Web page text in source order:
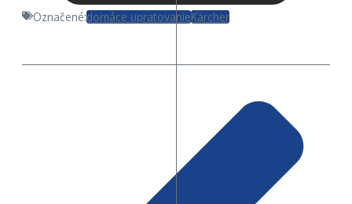
Označené:domáce upratovanieKärcher